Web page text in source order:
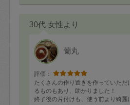
30代 女性より
蘭丸
評価：
たくさんの作り置きを作っていただ
るものもあり、助かりました！
終了後の片付けも、使う前より綺麗